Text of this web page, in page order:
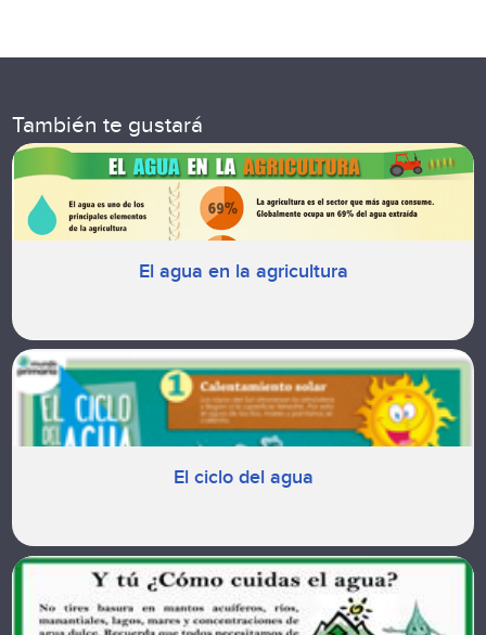
También te gustará
El agua en la agricultura
El ciclo del agua